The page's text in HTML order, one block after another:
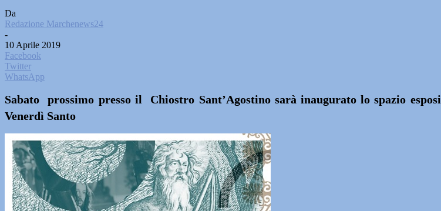
Da
Redazione Marchenews24
-
10 Aprile 2019
Facebook
Twitter
WhatsApp
Sabato prossimo presso il Chiostro Sant’Agostino sarà inaugurato lo spazio
Venerdì Santo